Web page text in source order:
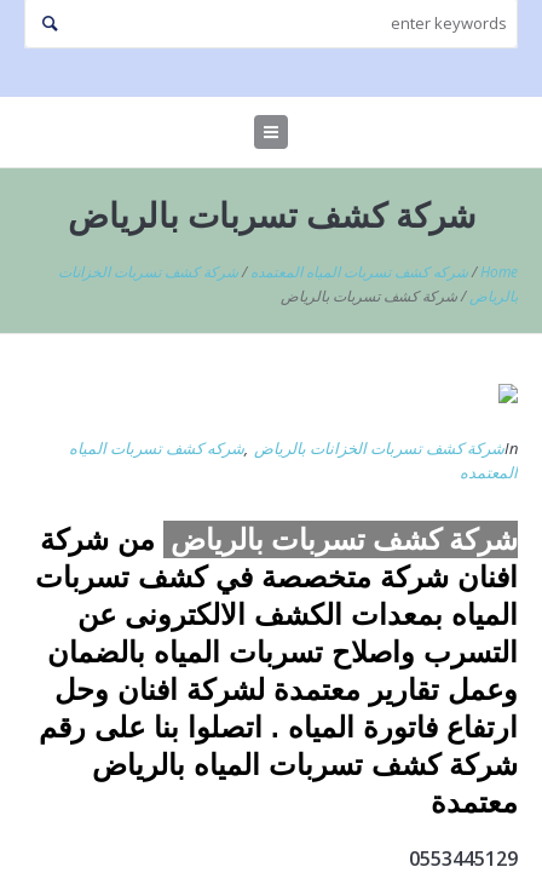
شركة كشف تسربات بالرياض
Home
/شركه كشف تسربات المياه المعتمده /شركة كشف تسربات الخزانات
بالرياض /شركة كشف تسربات بالرياض
Inشركة كشف تسربات الخزانات بالرياض ,شركه كشف تسربات المياه
المعتمده
شركة كشف تسربات بالرياض من شركة
افنان شركة متخصصة في كشف تسربات
المياه بمعدات الكشف الالكترونى عن
التسرب واصلاح تسربات المياه بالضمان
وعمل تقارير معتمدة لشركة افنان وحل
ارتفاع فاتورة المياه . اتصلوا بنا على رقم
شركة كشف تسربات المياه بالرياض
معتمدة
0553445129